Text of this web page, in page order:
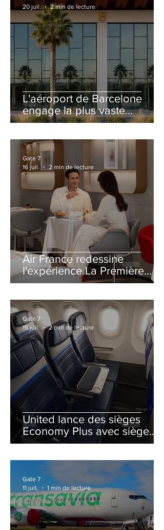
L'aéroport de Barcelone
engage la plus vaste
rénovation de son Terminal
20 juil.
2 min de lecture
Air France redessine
l'expérience La Première
avec un salon entièrement
Gate 7
16 juil.
2 min de lecture
United lance des sièges
Economy Plus avec siège
central neutralisé
Gate 7
15 juil.
2 min de lecture
Gate 7
11 juil.
1 min de lecture